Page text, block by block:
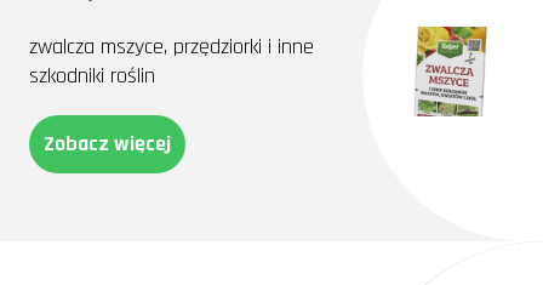
zwalcza mszyce, przędziorki i inne
szkodniki roślin
Zobacz więcej